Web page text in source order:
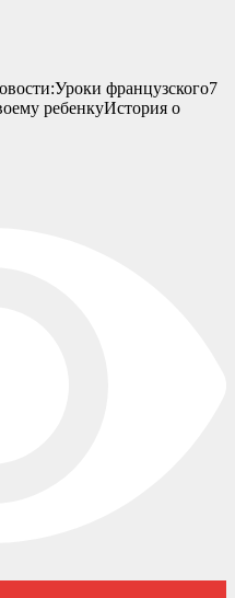
французского7
ребенкуИстория о